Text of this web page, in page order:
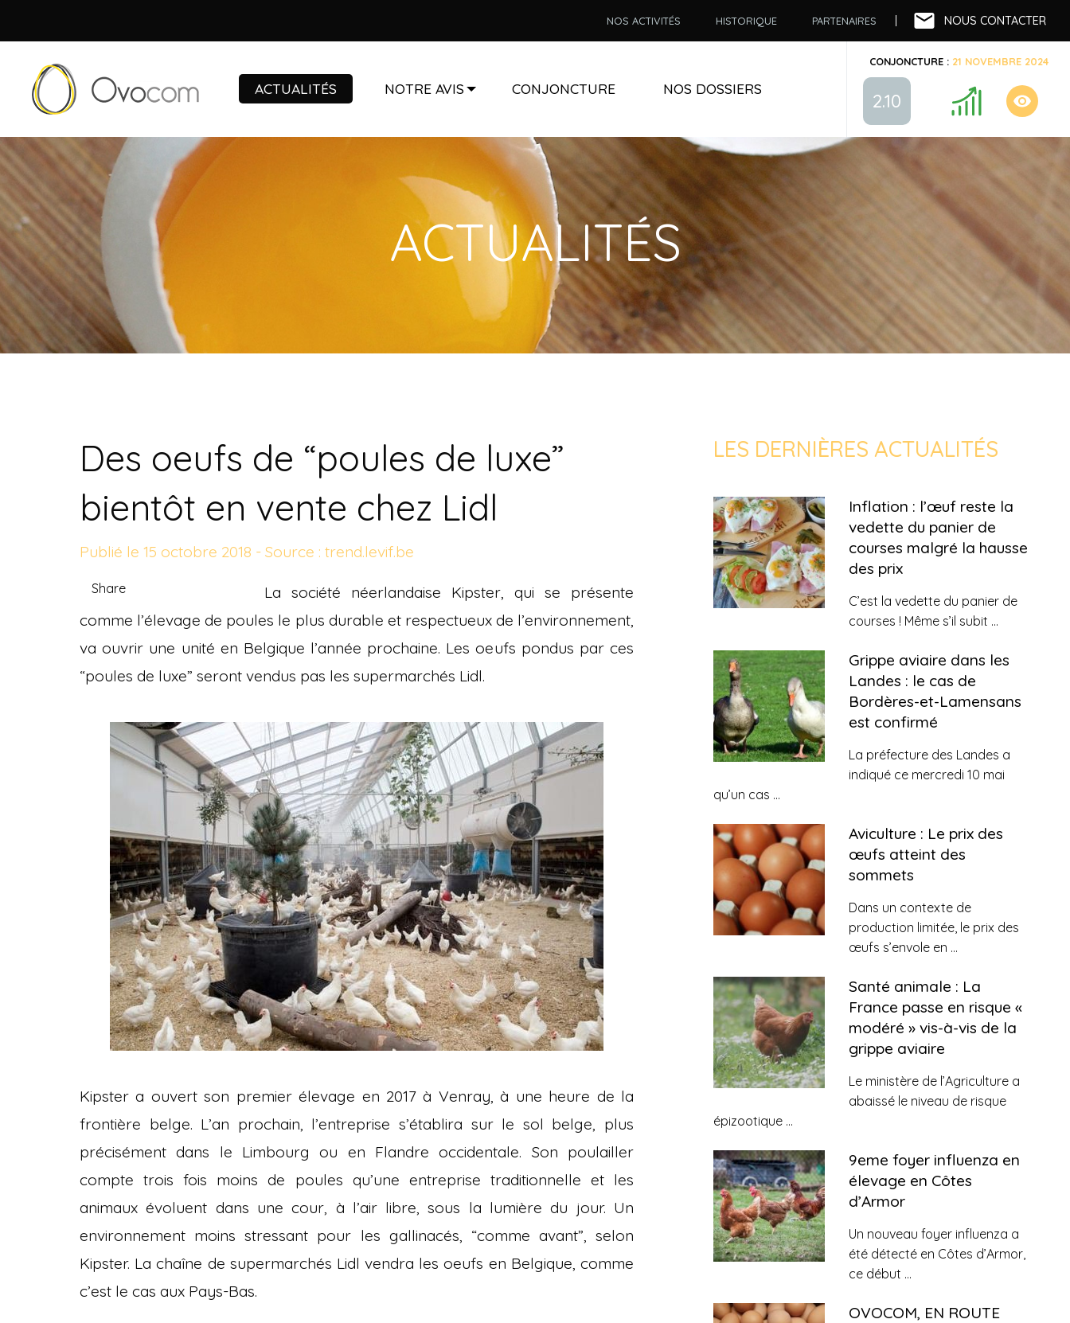
NOS ACTIVITÉS HISTORIQUE PARTENAIRES NOUS CONTACTER
ACTUALITÉS NOTRE AVIS CONJONCTURE NOS DOSSIERS
CONJONCTURE :21 NOVEMBRE 2024
2.10
ACTUALITÉS
Des oeufs de “poules de luxe”
bientôt en vente chez Lidl
Publié le 15 octobre 2018 - Source : trend.levif.be
Share
La société néerlandaise Kipster, qui se présente
comme l’élevage de poules le plus durable et respectueux de l’environnement,
va ouvrir une unité en Belgique l’année prochaine. Les oeufs pondus par ces
“poules de luxe” seront vendus pas les supermarchés Lidl.
Kipster a ouvert son premier élevage en 2017 à Venray, à une heure de la
frontière belge. L’an prochain, l’entreprise s’établira sur le sol belge, plus
précisément dans le Limbourg ou en Flandre occidentale. Son poulailler
compte trois fois moins de poules qu’une entreprise traditionnelle et les
animaux évoluent dans une cour, à l’air libre, sous la lumière du jour. Un
environnement moins stressant pour les gallinacés, “comme avant”, selon
Kipster. La chaîne de supermarchés Lidl vendra les oeufs en Belgique, comme
c’est le cas aux Pays-Bas.
LES DERNIÈRES ACTUALITÉS
Inflation : l’œuf reste la
vedette du panier de
courses malgré la hausse
des prix
C’est la vedette du panier de
courses ! Même s’il subit ...
Grippe aviaire dans les
Landes : le cas de
Bordères-et-Lamensans
est confirmé
La préfecture des Landes a
indiqué ce mercredi 10 mai
qu’un cas ...
Aviculture : Le prix des
œufs atteint des
sommets
Dans un contexte de
production limitée, le prix des
œufs s’envole en ...
Santé animale : La
France passe en risque «
modéré » vis-à-vis de la
grippe aviaire
Le ministère de l’Agriculture a
abaissé le niveau de risque
épizootique ...
9eme foyer influenza en
élevage en Côtes
d’Armor
Un nouveau foyer influenza a
été détecté en Côtes d’Armor,
ce début ...
OVOCOM, EN ROUTE